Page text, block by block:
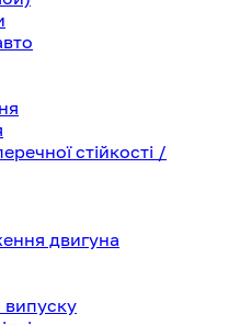
стійкості /
двигуна
випуску